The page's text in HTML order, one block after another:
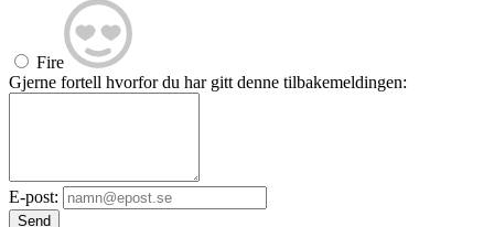
Fire
Gjerne fortell hvorfor du har gitt denne tilbakemeldingen:
E-post:
Send